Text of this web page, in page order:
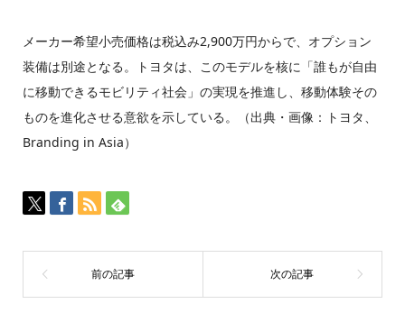
メーカー希望小売価格は税込み2,900万円からで、オプション
装備は別途となる。トヨタは、このモデルを核に「誰もが自由
に移動できるモビリティ社会」の実現を推進し、移動体験その
ものを進化させる意欲を示している。（出典・画像：トヨタ、
Branding in Asia）